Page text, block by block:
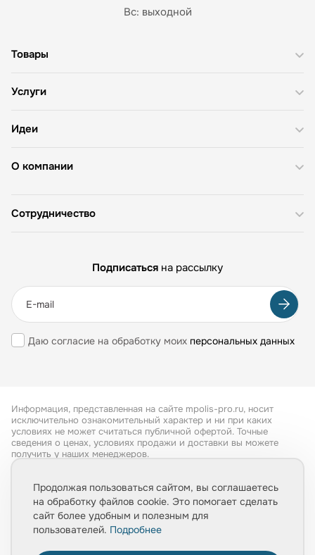
Вс: выходной
О компании
Товары
Услуги
Идеи
Сотрудничество
Подписаться на рассылку
Даю согласие на обработку моих персональных данных
Информация, представленная на сайте mpolis-pro.ru, носит
исключительно ознакомительный характер и ни при каких
условиях не может считаться публичной офертой. Точные
сведения о ценах, условиях продажи и доставки вы можете
получить у наших менеджеров.
Обработка персональных данных
Политика конфиденциальности
Продолжая пользоваться сайтом, вы соглашаетесь
на обработку файлов cookie. Это помогает сделать
сайт более удобным и полезным для
пользователей. Подробнее